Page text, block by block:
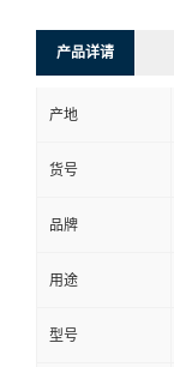
产品详请
产地
货号
品牌
用途
型号